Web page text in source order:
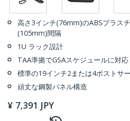
高さ3インチ(76mm)のABSプラス
(105mm)間隔
1U ラック設計
TAA準拠でGSAスケジュールに対応
標準の19インチ2または4ポストサ
頑丈な鋼製パネル構造
¥ 7,391 JPY